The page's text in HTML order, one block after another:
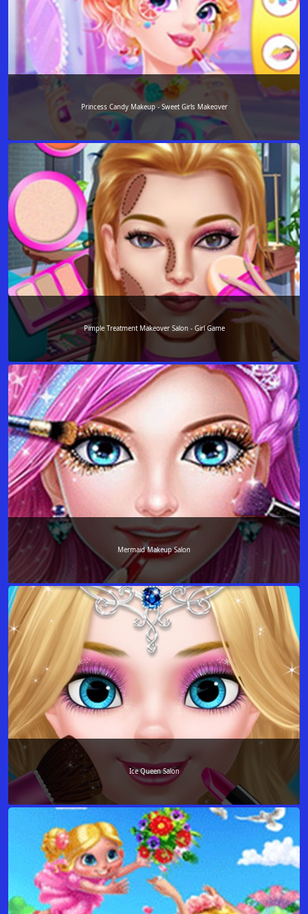
Princess Candy Makeup - Sweet Girls Makeover
Pimple Treatment Makeover Salon - Girl Game
Mermaid Makeup Salon
Ice Queen Salon